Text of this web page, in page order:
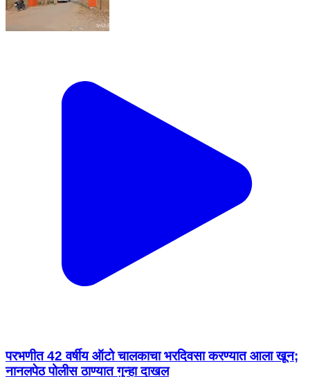
परभणीत 42 वर्षीय ऑटो चालकाचा भरदिवसा करण्यात आला खून;
नानलपेठ पोलीस ठाण्यात गुन्हा दाखल